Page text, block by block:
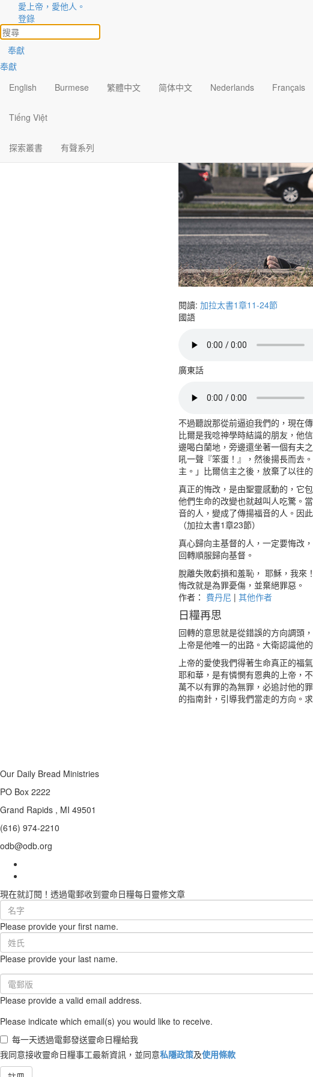
愛上帝，愛他人。
登錄
奉獻
奉獻
English
Burmese 繁體中文 简体中文 Nederlands Français
Tiếng Việt
探索叢書 有聲系列
閱讀: 加拉太書1章11-24節
國語
廣東話
不過聽說那從前逼迫我們的，現在
比爾是我唸神學時結識的朋友，他
邊喝白蘭地，旁邊還坐著一個有夫
吼一聲『笨蛋！』，然後揚長而去
主。」比爾信主之後，放棄了以往
真正的悔改，是由聖靈感動的，它
他們生命的改變也就越叫人吃驚。
音的人，變成了傳揚福音的人。因
（加拉太書1章23節）
真心歸向主基督的人，一定要悔改
回轉順服歸向基督。
脫離失敗虧損和羞恥， 耶穌，我來
悔改就是為罪憂傷，並棄絕罪惡。
作者： 費丹尼 | 其他作者
日糧再思
回轉的意思就是從錯誤的方向調頭
上帝是他唯一的出路。大衛認識他
上帝的愛使我們得著生命真正的福
耶和華，是有憐憫有恩典的上帝，
萬不以有罪的為無罪，必追討他的
的指南針，引導我們當走的方向。
Our Daily Bread Ministries
PO Box 2222
Grand Rapids , MI 49501
(616) 974-2210
odb@odb.org
現在就訂閱！透過電郵收到靈命日糧每日靈修文章
First
Name
(required)
Please provide your first name.
Last
Name
(required)
Please provide your last name.
Email
(required)
Please provide a valid email address.
Please indicate which email(s) you would like to receive.
每一天透過電郵發送靈命日糧給我
我同意接收靈命日糧事工最新資訊，並同意私隱政策及使用條款